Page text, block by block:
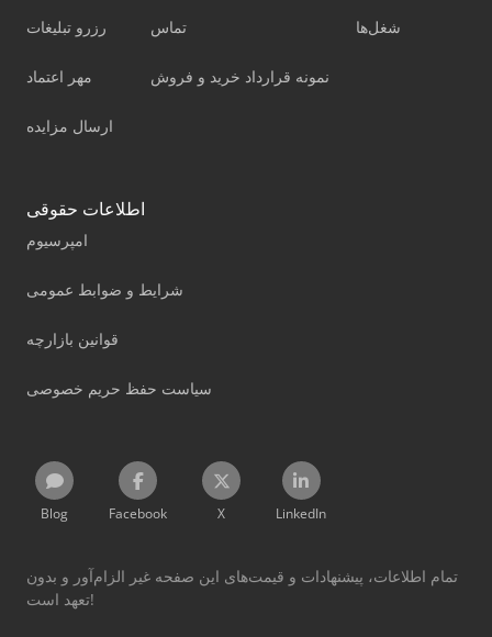
رزرو تبلیغات
مهر اعتماد
ارسال مزایده
تماس
نمونه قرارداد خرید و فروش
شغل‌ها
اطلاعات حقوقی
امپرسیوم
شرایط و ضوابط عمومی
قوانین بازارچه
سیاست حفظ حریم خصوصی
Blog Facebook X LinkedIn
تمام اطلاعات، پیشنهادات و قیمت‌های این صفحه غیر الزام‌آور و بدون
تعهد است!